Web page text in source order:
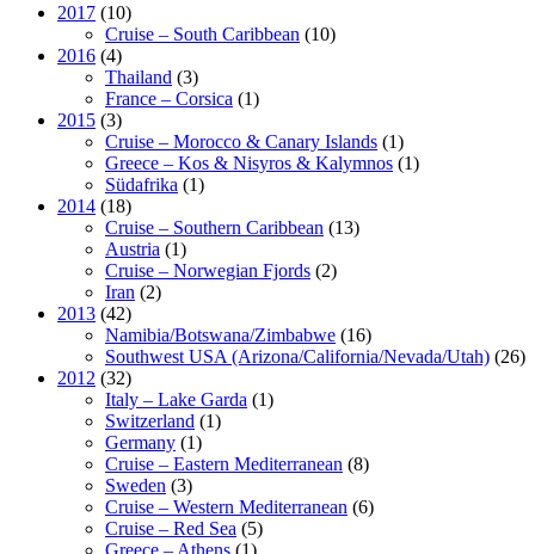
2017 (10)
Cruise – South Caribbean (10)
2016 (4)
Thailand (3)
France – Corsica (1)
2015 (3)
Cruise – Morocco & Canary Islands (1)
Greece – Kos & Nisyros & Kalymnos (1)
Südafrika (1)
2014 (18)
Cruise – Southern Caribbean (13)
Austria (1)
Cruise – Norwegian Fjords (2)
Iran (2)
2013 (42)
Namibia/Botswana/Zimbabwe (16)
Southwest USA (Arizona/California/Nevada/Utah) (26)
2012 (32)
Italy – Lake Garda (1)
Switzerland (1)
Germany (1)
Cruise – Eastern Mediterranean (8)
Sweden (3)
Cruise – Western Mediterranean (6)
Cruise – Red Sea (5)
Greece – Athens (1)